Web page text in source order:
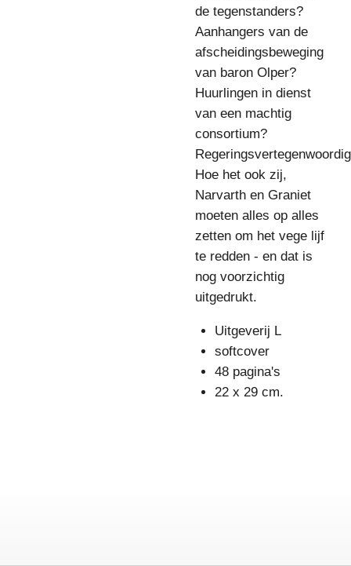
de tegenstanders?
Aanhangers van de
afscheidingsbeweging
van baron Olper?
Huurlingen in dienst
van een machtig
consortium?
Hoe het ook zij,
Narvarth en Graniet
moeten alles op alles
zetten om het vege lijf
te redden - en dat is
nog voorzichtig
uitgedrukt.
Uitgeverij L
softcover
48 pagina's
22 x 29 cm.